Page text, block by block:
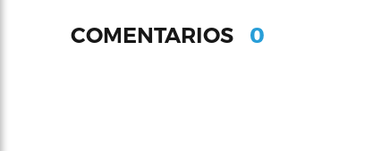
COMENTARIOS 0